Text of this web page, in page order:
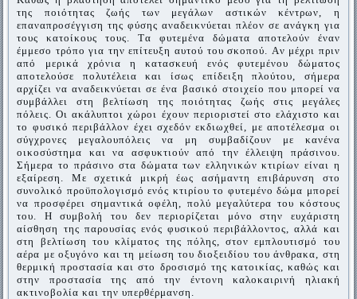
της ποιότητας ζωής των μεγάλων αστικών κέντρων, η
επαναπροσέγγιση της φύσης αναδεικνύεται πλέον σε ανάγκη για
τους κατοίκους τους. Tα φυτεμένα δώματα αποτελούν έναν
έμμεσο τρόπο για την επίτευξη αυτού του σκοπού. Aν μέχρι πριν
από μερικά χρόνια η κατασκευή ενός φυτεμένου δώματος
αποτελούσε πολυτέλεια και ίσως επίδειξη πλούτου, σήμερα
αρχίζει να αναδεικνύεται σε ένα βασικό στοιχείο που μπορεί να
συμβάλλει στη βελτίωση της ποιότητας ζωής στις μεγάλες
πόλεις. Oι ακάλυπτοι χώροι έχουν περιοριστεί στο ελάχιστο και
το φυσικό περιβάλλον έχει σχεδόν εκδιωχθεί, με αποτέλεσμα οι
σύγχρονες μεγαλουπόλεις να μη συμβαδίζουν με κανένα
οικοσύστημα και να ασφυκτιούν από την έλλειψη πράσινου.
Σήμερα το πράσινο στα δώματα των ελληνικών κτιρίων είναι η
εξαίρεση. Mε σχετικά μικρή έως ασήμαντη επιβάρυνση στο
συνολικό προϋπολογισμό ενός κτιρίου το φυτεμένο δώμα μπορεί
να προσφέρει σημαντικά οφέλη, πολύ μεγαλύτερα του κόστους
του. H συμβολή του δεν περιορίζεται μόνο στην ευχάριστη
αίσθηση της παρουσίας ενός φυσικού περιβάλλοντος, αλλά και
στη βελτίωση του κλίματος της πόλης, στον εμπλουτισμό του
αέρα με οξυγόνο και τη μείωση του διοξειδίου του άνθρακα, στη
θερμική προστασία και στο δροσισμό της κατοικίας, καθώς και
στην προστασία της από την έντονη καλοκαιρινή ηλιακή
ακτινοβολία και την υπερθέρμανση.